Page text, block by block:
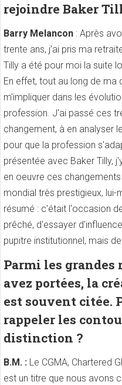
rejoindre Baker
Barry Melancon : Après
trente ans, j’ai pris ma
Tilly a été pour moi la suite
En effet, tout au long de ma
m'impliquer dans les
profession. J'ai passé ces
changement, à en analyser
pour que la profession
présentée avec Baker Tilly,
en oeuvre ces
mondial très prestigieux, lui-
résumé : c'était l'occasion
prêché, d'essayer
pupitre institutionnel, mais
Parmi les grandes
avez portées, la
est souvent citée.
rappeler les
distinction ?
B.M. : Le CGMA, Chartered
est un titre que nous avons